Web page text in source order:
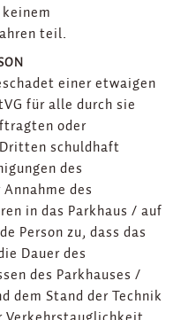
teil.
einer etwaigen
für alle durch sie
oder
schuldhaft
des
des
in das Parkhaus / auf
Person zu, dass das
Dauer des
des Parkhauses /
dem Stand der Technik